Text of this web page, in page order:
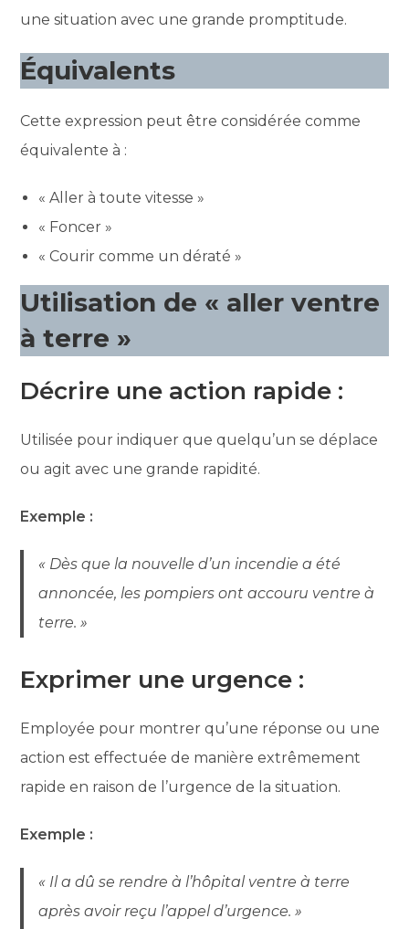
une situation avec une grande promptitude.
Équivalents
Cette expression peut être considérée comme
équivalente à :
« Aller à toute vitesse »
« Foncer »
« Courir comme un dératé »
Utilisation de « aller ventre
à terre »
Décrire une action rapide :
Utilisée pour indiquer que quelqu’un se déplace
ou agit avec une grande rapidité.
Exemple :
« Dès que la nouvelle d’un incendie a été
annoncée, les pompiers ont accouru ventre à
terre. »
Exprimer une urgence :
Employée pour montrer qu’une réponse ou une
action est effectuée de manière extrêmement
rapide en raison de l’urgence de la situation.
Exemple :
« Il a dû se rendre à l’hôpital ventre à terre
après avoir reçu l’appel d’urgence. »